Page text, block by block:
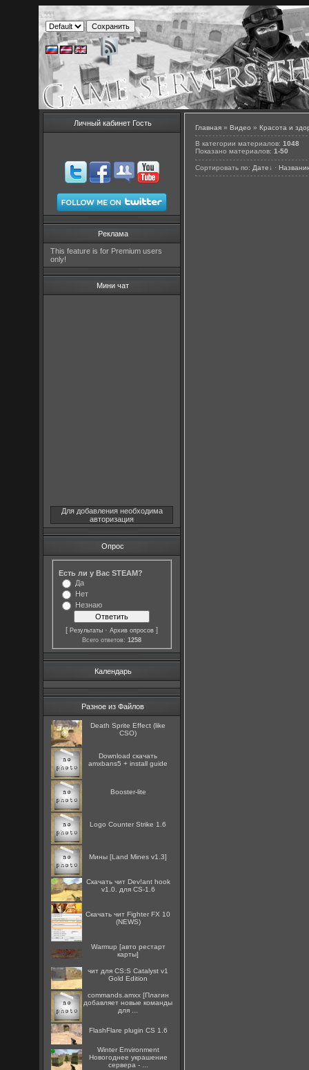
Личный кабинет Гость
Реклама
This feature is for Premium users
only!
Мини чат
Для добавления необходима
авторизация
Опрос
Есть ли у Вас STEAM?
Да
Нет
Незнаю
[Результаты ·Архив опросов ]
Всего ответов:1258
Календарь
Разное из Файлов
Death Sprite Effect (like
CSO)
Download скачать
amxbans5 + install guide
Booster-lite
Logo Counter Strike 1.6
Мины [Land Mines v1.3]
Скачать чит Dev!ant hook
v1.0. для CS-1.6
Скачать чит Fighter FX 10
(NEWS)
Warmup [авто рестарт
карты]
чит для CS:S Catalyst v1
Gold Edition
commands.amxx [Плагин
добавляет новые команды
для ...
FlashFlare plugin CS 1.6
Winter Environment
Новогоднее украшение
сервера - ...
Главная »Видео »Красота и
В категории материалов:1048
Показано материалов:1-50
Сортировать по: Дате↓ ·